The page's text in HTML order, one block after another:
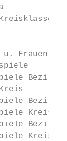
Frauen
Bezirk
Bezirk
Kreis
Bezirk
Kreis